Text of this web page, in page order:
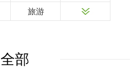
旅游
全部